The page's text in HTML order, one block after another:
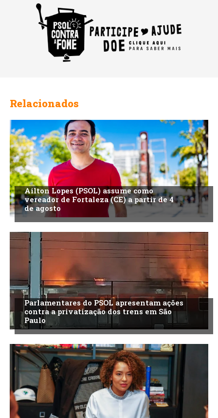
Relacionados
Ailton Lopes (PSOL) assume como
vereador de Fortaleza (CE) a partir de 4
de agosto
Parlamentares do PSOL apresentam ações
contra a privatização dos trens em São
Paulo